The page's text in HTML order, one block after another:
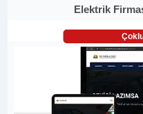
Elektrik